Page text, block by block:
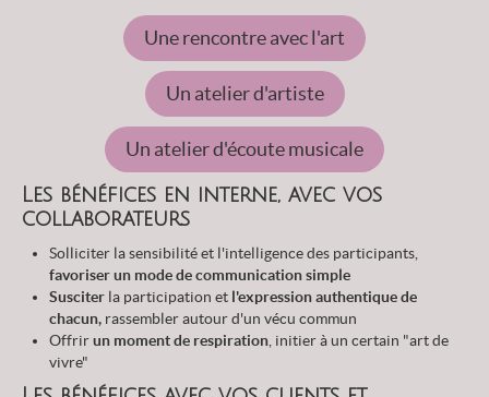
Une rencontre avec l'art
Un atelier d'artiste
Un atelier d'écoute musicale
Les bénéfices en interne, avec vos
collaborateurs
Solliciter la sensibilité et l'intelligence des participants,
favoriser un mode de communication simple
Susciter la participation et l'expression authentique de
chacun, rassembler autour d'un vécu commun
Offrirun moment de respiration, initier à un certain "art de
vivre"